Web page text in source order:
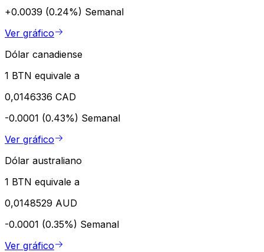
+0.0039 (0.24%) Semanal
Ver gráfico
Dólar canadiense
1 BTN equivale a
0,0146336 CAD
-0.0001 (0.43%) Semanal
Ver gráfico
Dólar australiano
1 BTN equivale a
0,0148529 AUD
-0.0001 (0.35%) Semanal
Ver gráfico